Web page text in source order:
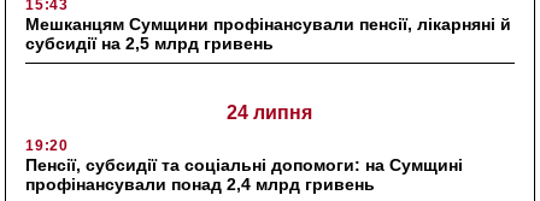
15:43
Мешканцям Сумщини профінансували пенсії, лікарняні й
субсидії на 2,5 млрд гривень
24 липня
19:20
Пенсії, субсидії та соціальні допомоги: на Сумщині
профінансували понад 2,4 млрд гривень